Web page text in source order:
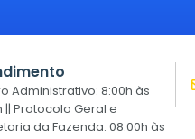
Administrativo: 8:00h às
|| Protocolo Geral e
da Fazenda: 08:00h às